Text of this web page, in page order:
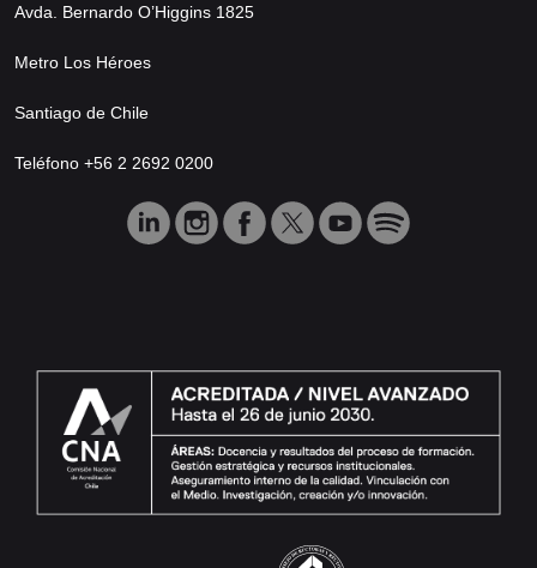
Avda. Bernardo O’Higgins 1825
Metro Los Héroes
Santiago de Chile
Teléfono +56 2 2692 0200